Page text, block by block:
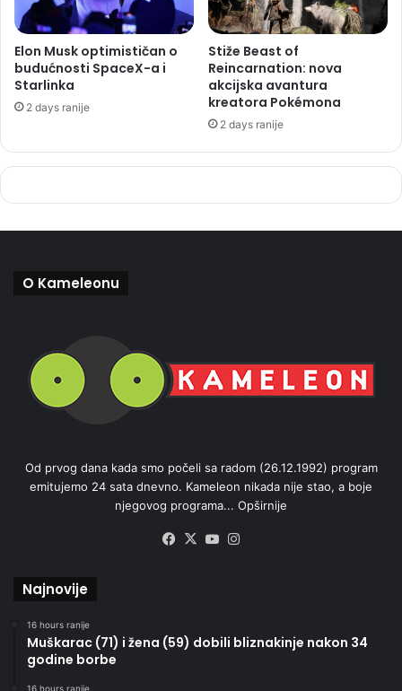
Elon Musk optimističan o
budućnosti SpaceX-a i
Starlinka
2 days ranije
Stiže Beast of
Reincarnation: nova
akcijska avantura
kreatora Pokémona
2 days ranije
O Kameleonu
Od prvog dana kada smo počeli sa radom (26.12.1992) program
emitujemo 24 sata dnevno. Kameleon nikada nije stao, a boje
njegovog programa... Opširnije
Facebook
X YouTube
Najnovije
16 hours ranije
Muškarac (71) i žena (59) dobili bliznakinje nakon 34
godine borbe
16 hours ranije